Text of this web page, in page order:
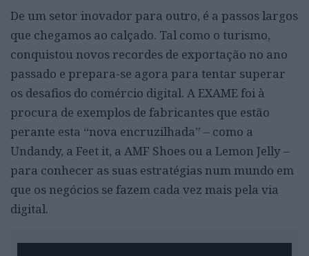
De um setor inovador para outro, é a passos largos
que chegamos ao calçado. Tal como o turismo,
conquistou novos recordes de exportação no ano
passado e prepara-se agora para tentar superar
os desafios do comércio digital. A EXAME foi à
procura de exemplos de fabricantes que estão
perante esta “nova encruzilhada” – como a
Undandy, a Feet it, a AMF Shoes ou a Lemon Jelly –
para conhecer as suas estratégias num mundo em
que os negócios se fazem cada vez mais pela via
digital.